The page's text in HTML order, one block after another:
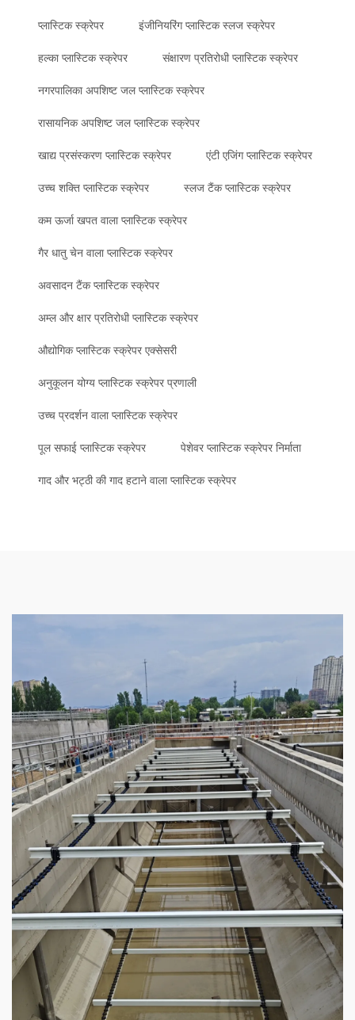
प्लास्टिक स्क्रेपर इंजीनियरिंग प्लास्टिक स्लज स्क्रेपर
हल्का प्लास्टिक स्क्रेपर संक्षारण प्रतिरोधी प्लास्टिक स्क्रेपर
नगरपालिका अपशिष्ट जल प्लास्टिक स्क्रेपर
रासायनिक अपशिष्ट जल प्लास्टिक स्क्रेपर
खाद्य प्रसंस्करण प्लास्टिक स्क्रेपर एंटी एजिंग प्लास्टिक स्क्रेपर
उच्च शक्ति प्लास्टिक स्क्रेपर स्लज टैंक प्लास्टिक स्क्रेपर
कम ऊर्जा खपत वाला प्लास्टिक स्क्रेपर
गैर धातु चेन वाला प्लास्टिक स्क्रेपर
अवसादन टैंक प्लास्टिक स्क्रेपर
अम्ल और क्षार प्रतिरोधी प्लास्टिक स्क्रेपर
औद्योगिक प्लास्टिक स्क्रेपर एक्सेसरी
अनुकूलन योग्य प्लास्टिक स्क्रेपर प्रणाली
उच्च प्रदर्शन वाला प्लास्टिक स्क्रेपर
पूल सफाई प्लास्टिक स्क्रेपर पेशेवर प्लास्टिक स्क्रेपर निर्माता
गाद और भट्ठी की गाद हटाने वाला प्लास्टिक स्क्रेपर